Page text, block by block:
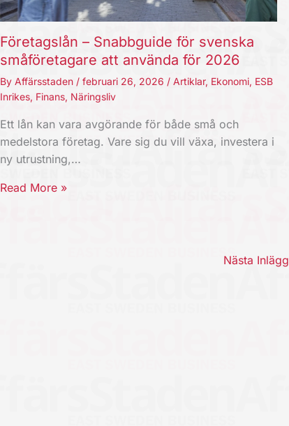
Företagslån – Snabbguide för svenska
småföretagare att använda för 2026
By Affärsstaden / februari 26, 2026 / Artiklar, Ekonomi, ESB
Inrikes, Finans, Näringsliv
Ett lån kan vara avgörande för både små och
medelstora företag. Vare sig du vill växa, investera i
ny utrustning,…
Read More »
Nästa Inlägg